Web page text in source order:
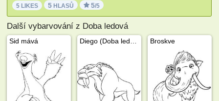
5 LIKES 5 HLASŮ 5/5
Další vybarvování z Doba ledová
Sid mává Broskve